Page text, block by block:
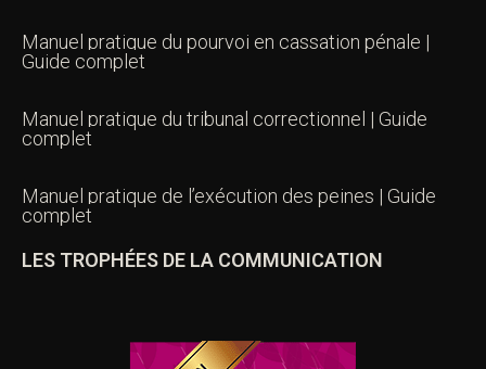
Manuel pratique du pourvoi en cassation pénale |
Guide complet
Manuel pratique du tribunal correctionnel | Guide
complet
Manuel pratique de l’exécution des peines | Guide
complet
LES TROPHÉES DE LA COMMUNICATION